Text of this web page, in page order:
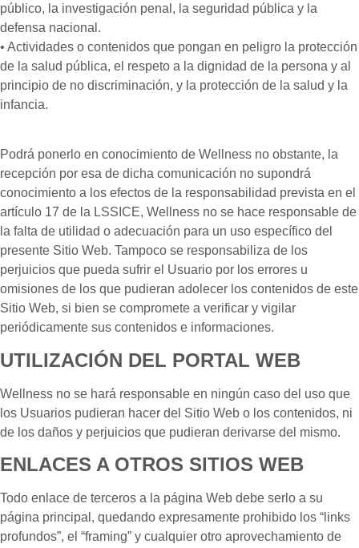
público, la investigación penal, la seguridad pública y la
defensa nacional.
• Actividades o contenidos que pongan en peligro la protección
de la salud pública, el respeto a la dignidad de la persona y al
principio de no discriminación, y la protección de la salud y la
infancia.
Podrá ponerlo en conocimiento de Wellness no obstante, la
recepción por esa de dicha comunicación no supondrá
conocimiento a los efectos de la responsabilidad prevista en el
artículo 17 de la LSSICE, Wellness no se hace responsable de
la falta de utilidad o adecuación para un uso específico del
presente Sitio Web. Tampoco se responsabiliza de los
perjuicios que pueda sufrir el Usuario por los errores u
omisiones de los que pudieran adolecer los contenidos de este
Sitio Web, si bien se compromete a verificar y vigilar
periódicamente sus contenidos e informaciones.
UTILIZACIÓN DEL PORTAL WEB
Wellness no se hará responsable en ningún caso del uso que
los Usuarios pudieran hacer del Sitio Web o los contenidos, ni
de los daños y perjuicios que pudieran derivarse del mismo.
ENLACES A OTROS SITIOS WEB
Todo enlace de terceros a la página Web debe serlo a su
página principal, quedando expresamente prohibido los “links
profundos”, el “framing” y cualquier otro aprovechamiento de